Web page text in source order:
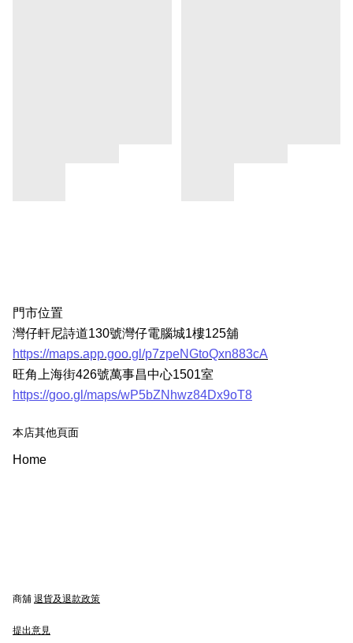
門市位置
灣仔軒尼詩道130號灣仔電腦城1樓125舖
https://maps.app.goo.gl/p7zpeNGtoQxn883cA
旺角上海街426號萬事昌中心1501室
https://goo.gl/maps/wP5bZNhwz84Dx9oT8
本店其他頁面
Home
商舖 退貨及退款政策
提出意見